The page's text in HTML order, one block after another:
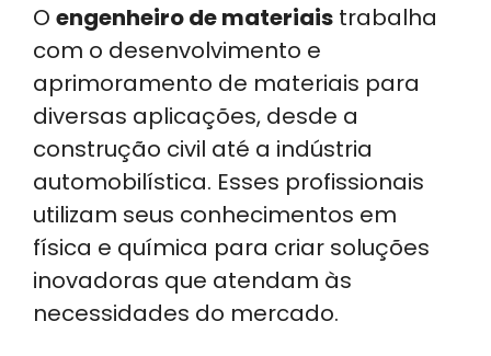
O engenheiro de materiais trabalha
com o desenvolvimento e
aprimoramento de materiais para
diversas aplicações, desde a
construção civil até a indústria
automobilística. Esses profissionais
utilizam seus conhecimentos em
física e química para criar soluções
inovadoras que atendam às
necessidades do mercado.